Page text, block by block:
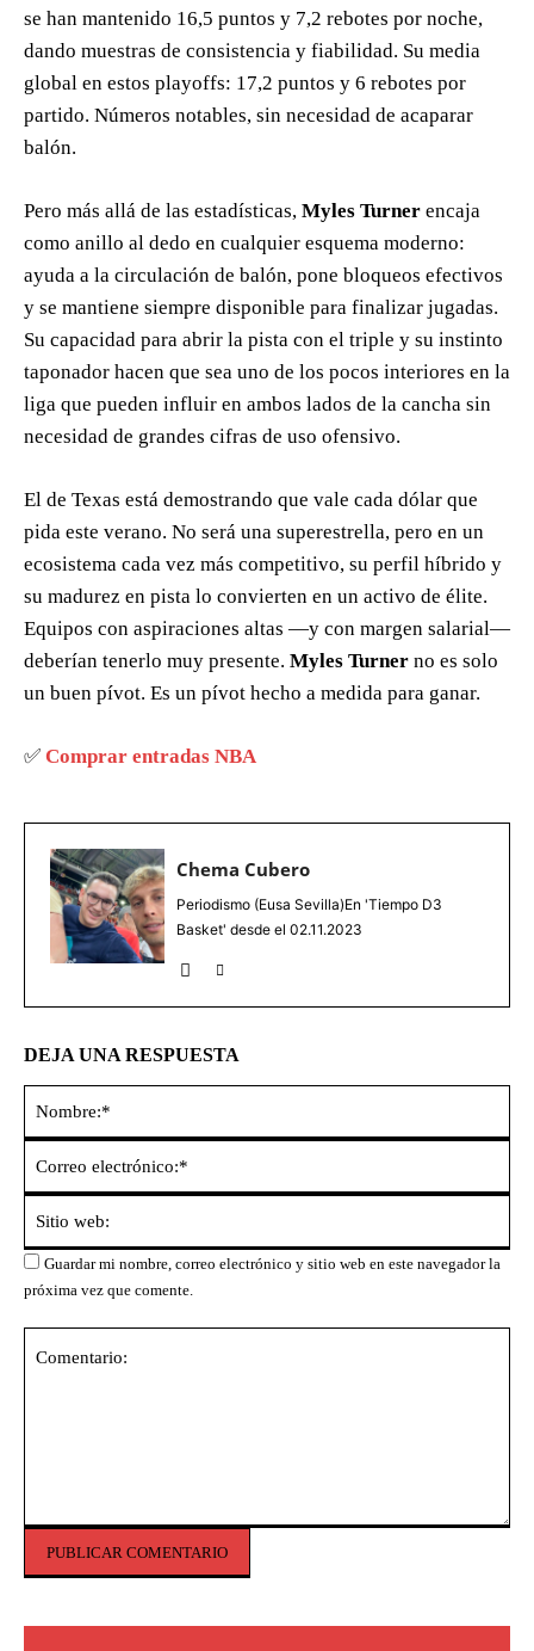
se han mantenido 16,5 puntos y 7,2 rebotes por noche,
dando muestras de consistencia y fiabilidad. Su media
global en estos playoffs: 17,2 puntos y 6 rebotes por
partido. Números notables, sin necesidad de acaparar
balón.
Pero más allá de las estadísticas, Myles Turner encaja
como anillo al dedo en cualquier esquema moderno:
ayuda a la circulación de balón, pone bloqueos efectivos
y se mantiene siempre disponible para finalizar jugadas.
Su capacidad para abrir la pista con el triple y su instinto
taponador hacen que sea uno de los pocos interiores en la
liga que pueden influir en ambos lados de la cancha sin
necesidad de grandes cifras de uso ofensivo.
El de Texas está demostrando que vale cada dólar que
pida este verano. No será una superestrella, pero en un
ecosistema cada vez más competitivo, su perfil híbrido y
su madurez en pista lo convierten en un activo de élite.
Equipos con aspiraciones altas —y con margen salarial—
deberían tenerlo muy presente. Myles Turner no es solo
un buen pívot. Es un pívot hecho a medida para ganar.
✅ Comprar entradas NBA
Chema Cubero
Periodismo (Eusa Sevilla)En 'Tiempo D3
Basket' desde el 02.11.2023
DEJA UNA RESPUESTA
Guardar mi nombre, correo electrónico y sitio web en este navegador la
próxima vez que comente.